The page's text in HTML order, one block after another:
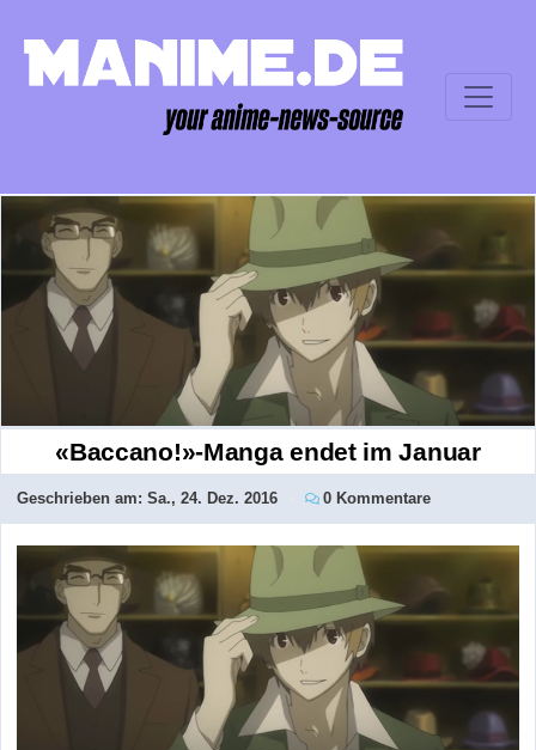
«Baccano!»-Manga endet im Januar
Geschrieben am: Sa., 24. Dez. 2016 0 Kommentare